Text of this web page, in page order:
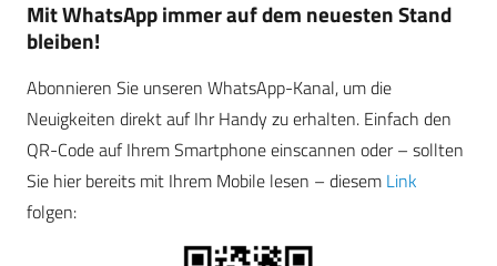
Mit WhatsApp immer auf dem neuesten Stand
bleiben!
Abonnieren Sie unseren WhatsApp-Kanal, um die
Neuigkeiten direkt auf Ihr Handy zu erhalten. Einfach den
QR-Code auf Ihrem Smartphone einscannen oder – sollten
Sie hier bereits mit Ihrem Mobile lesen – diesem Link
folgen: